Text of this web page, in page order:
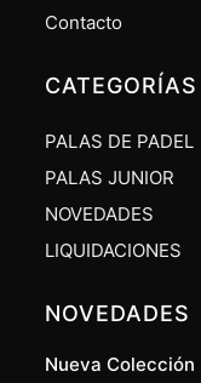
Contacto
CATEGORÍAS
PALAS DE PADEL
PALAS JUNIOR
NOVEDADES
LIQUIDACIONES
NOVEDADES
Nueva Colección